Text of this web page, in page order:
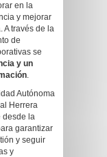
en la
y mejorar
A través de la
de
se
y un
.
Autónoma
Herrera
desde la
garantizar
y seguir
y